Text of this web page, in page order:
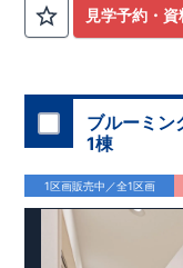
20分
『市立丹波市
33分​『ザ・ビッグ
見学予約・
ブルーミン
1棟
1区画販売中／全1区画